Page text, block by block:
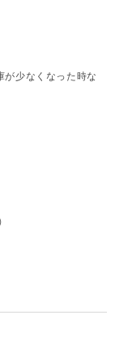
が少なくなった時な